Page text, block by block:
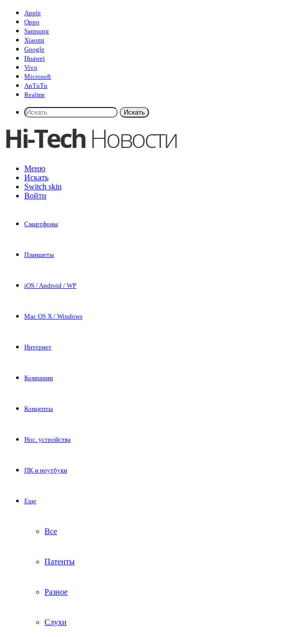
Apple
Oppo
Samsung
Xiaomi
Google
Huawei
Vivo
Microsoft
AnTuTu
Realme
Искать
Меню
Искать
Switch skin
Войти
Смартфоны
Планшеты
iOS / Android / WP
Mac OS X / Windows
Интернет
Компании
Концепты
Нос. устройства
ПК и ноутбуки
Еще
Все
Патенты
Разное
Слухи